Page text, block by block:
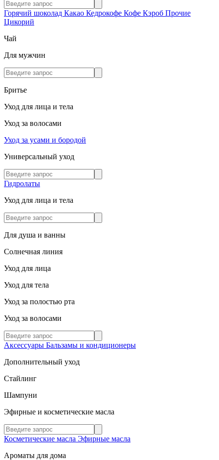
Горячий шоколад Какао Кедрокофе Кофе Кэроб Прочие
Цикорий
Чай
Для мужчин
Бритье
Уход для лица и тела
Уход за волосами
Уход за усами и бородой
Универсальный уход
Гидролаты
Уход для лица и тела
Для душа и ванны
Солнечная линия
Уход для лица
Уход для тела
Уход за полостью рта
Уход за волосами
Аксессуары Бальзамы и кондиционеры
Дополнительный уход
Стайлинг
Шампуни
Эфирные и косметические масла
Косметические масла Эфирные масла
Ароматы для дома